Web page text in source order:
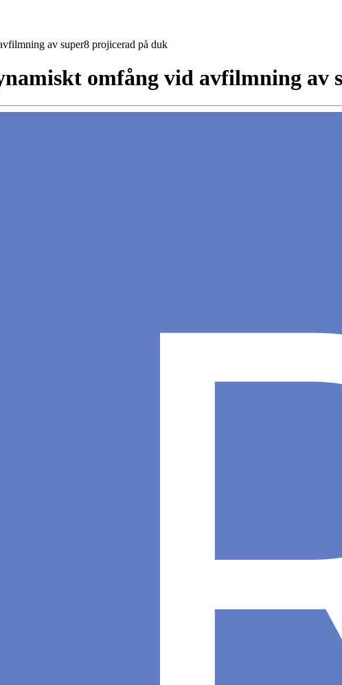
av super8 projicerad på duk
omfång vid avfilmning av